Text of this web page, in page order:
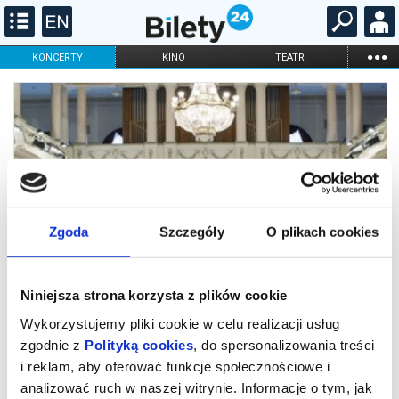
Zgoda Szczegóły O plikach cookies
Niniejsza strona korzysta z plików cookie
Wykorzystujemy pliki cookie w celu realizacji usług
zgodnie z Polityką cookies , do spersonalizowania treści
i reklam, aby oferować funkcje społecznościowe i
analizować ruch w naszej witrynie. Informacje o tym, jak
KONCERTY KINO TEATR ...
FILHARMONIA OPERA I BALET
STAND-UP
ONLINE
Narodowa Ork Symf Ukrainy